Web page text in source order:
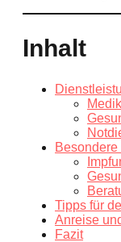
Inhalt
Tipps für
Anreise
Fazit